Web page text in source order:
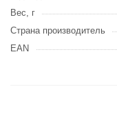
Вес, г
Страна производитель
EAN